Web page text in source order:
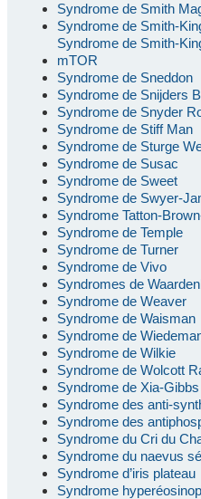
Syndrome de Smith
Syndrome de Smith-
Syndrome de Smith-
mTOR
Syndrome de Sneddon
Syndrome de Snijders
Syndrome de Snyder
Syndrome de Stiff Man
Syndrome de Sturge
Syndrome de Susac
Syndrome de Sweet
Syndrome de Swyer-
Syndrome Tatton-
Syndrome de Temple
Syndrome de Turner
Syndrome de Vivo
Syndromes de
Syndrome de Weaver
Syndrome de Waisman
Syndrome de
Syndrome de Wilkie
Syndrome de Wolcott
Syndrome de Xia-Gibbs
Syndrome des anti-
Syndrome des
Syndrome du Cri du
Syndrome du naevus
Syndrome d’iris plateau
Syndrome